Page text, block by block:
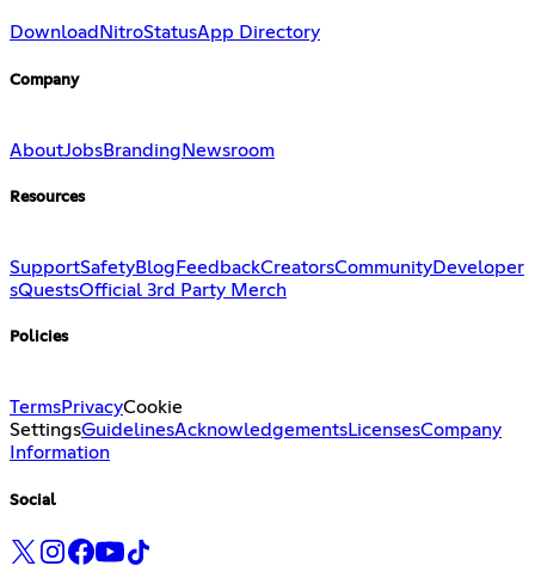
Download NitroStatusApp Directory
Company
AboutJobsBranding Newsroom
Resources
SupportSafetyBlog FeedbackCreatorsCommunityDeveloper
sQuestsOfficial 3rd Party Merch
Policies
TermsPrivacyCookie
SettingsGuidelinesAcknowledgementsLicensesCompany
Information
Social